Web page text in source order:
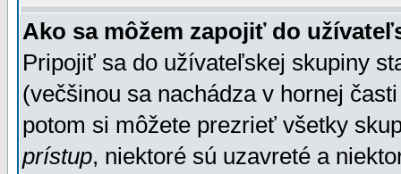
Ako sa môžem zapojiť do
Pripojiť sa do užívateľskej skupiny
(večšinou sa nachádza v hornej
potom si môžete prezrieť všetky
prístup, niektoré sú uzavreté a